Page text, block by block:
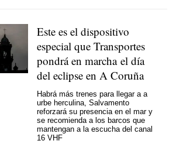
Este es el dispositivo
especial que Transportes
pondrá en marcha el día
del eclipse en A Coruña
Habrá más trenes para llegar a a
urbe herculina, Salvamento
reforzará su presencia en el mar y
se recomienda a los barcos que
mantengan a la escucha del canal
16 VHF